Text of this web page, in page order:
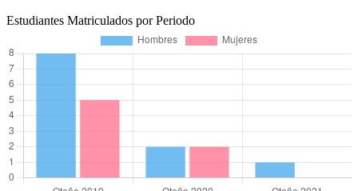
Estudiantes Matriculados por Periodo